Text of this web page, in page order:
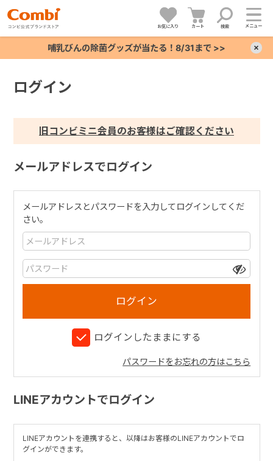
お気に入り カート 検索 メニュー
哺乳びんの除菌グッズが当たる！8/31まで >>
ログイン
旧コンビミニ会員のお客様はご確認ください
メールアドレスでログイン
メールアドレスとパスワードを入力してログインしてくだ
さい。
ログインしたままにする
パスワードをお忘れの方はこちら
LINEアカウントでログイン
LINEアカウントを連携すると、以降はお客様のLINEアカウントでロ
グインができます。